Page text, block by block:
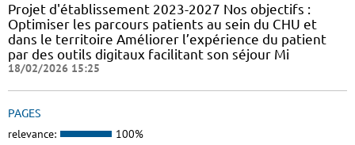
Projet d'établissement 2023-2027 Nos objectifs :
Optimiser les parcours patients au sein du CHU et
dans le territoire Améliorer l’expérience du patient
par des outils digitaux facilitant son séjour Mi
18/02/2026 15:25
PAGES
relevance: 100%